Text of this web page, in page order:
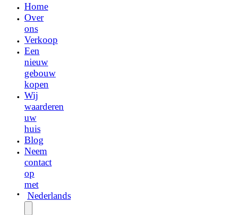
Home
Over
ons
Verkoop
Een
nieuw
gebouw
kopen
Wij
waarderen
uw
huis
Blog
Neem
contact
op
met
Nederlands